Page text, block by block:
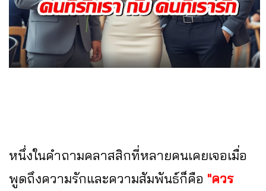
หนึ่งในคำถามคลาสสิกที่หลายคนเคยเจอเมื่อ
พูดถึงความรักและความสัมพันธ์ก็คือ "ควร